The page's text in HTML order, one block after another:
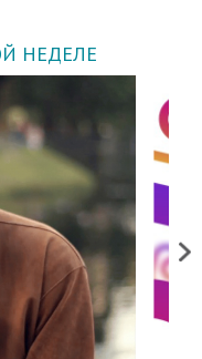
НЕДЕЛЕ
Next